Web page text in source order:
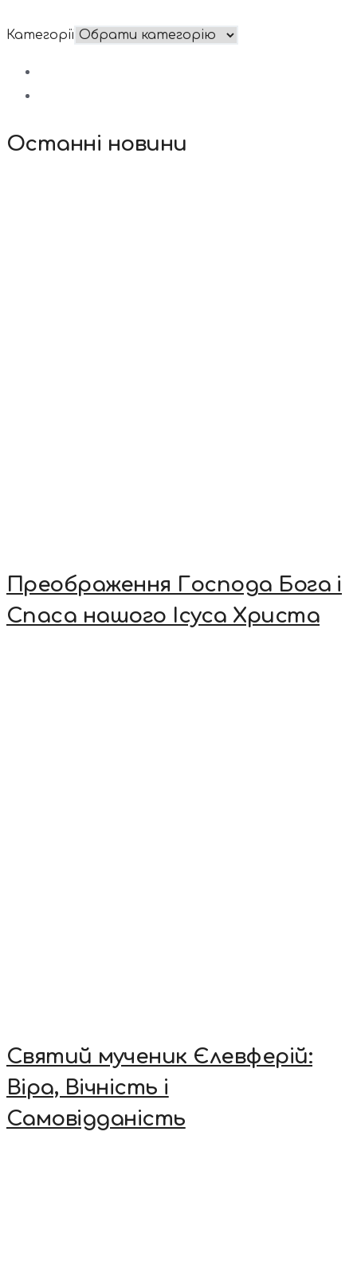
Категорії
Останні новини
Преображення Господа Бога і
Спаса нашого Ісуса Христа
Святий мученик Єлевферій:
Віра, Вічність і
Самовідданість